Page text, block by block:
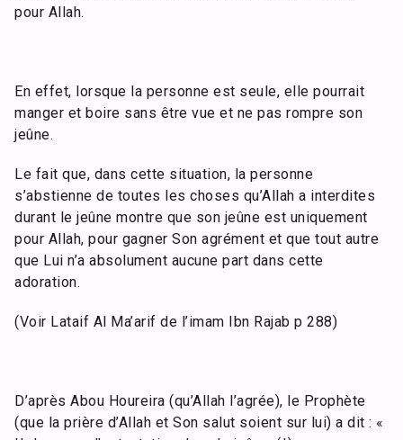
pour Allah.
En effet, lorsque la personne est seule, elle pourrait
manger et boire sans être vue et ne pas rompre son
jeûne.
Le fait que, dans cette situation, la personne
s’abstienne de toutes les choses qu’Allah a interdites
durant le jeûne montre que son jeûne est uniquement
pour Allah, pour gagner Son agrément et que tout autre
que Lui n’a absolument aucune part dans cette
adoration.
(Voir Lataif Al Ma’arif de l’imam Ibn Rajab p 288)
D’après Abou Houreira (qu’Allah l’agrée), le Prophète
(que la prière d’Allah et Son salut soient sur lui) a dit : «